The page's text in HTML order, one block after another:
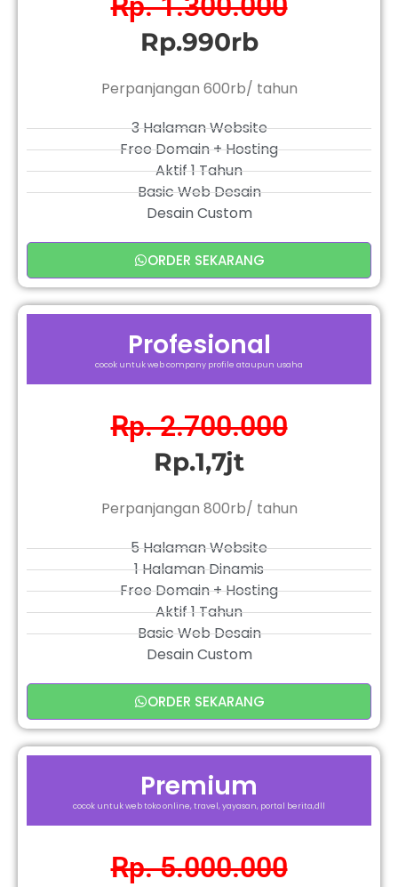
Rp.990rb
Perpanjangan 600rb/ tahun
3 Halaman Website
Free Domain + Hosting
Aktif 1 Tahun
Basic Web Desain
Desain Custom
ORDER SEKARANG
Profesional
cocok untuk web company profile ataupun usaha
Rp. 2.700.000
Rp.1,7jt
Perpanjangan 800rb/ tahun
5 Halaman Website
1 Halaman Dinamis
Free Domain + Hosting
Aktif 1 Tahun
Basic Web Desain
Desain Custom
ORDER SEKARANG
Premium
cocok untuk web toko online, travel, yayasan, portal berita,dll
Rp. 5.000.000